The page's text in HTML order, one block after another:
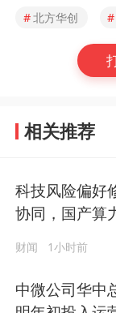
#北方华创 #
相关推荐
科技风险偏好
协同，国产算
加速验证
财闻 1小时前
中微公司华中